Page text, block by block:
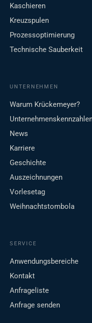
Kaschieren
Kreuzspulen
Prozessoptimierung
Technische Sauberkeit
UNTERNEHMEN
Warum Krückemeyer?
News
Karriere
Geschichte
Auszeichnungen
Vorlesetag
Weihnachtstombola
SERVICE
Anwendungsbereiche
Kontakt
Anfrageliste
Anfrage senden